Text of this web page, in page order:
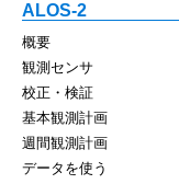
ALOS-2
概要
観測センサ
校正・検証
基本観測計画
週間観測計画
データを使う